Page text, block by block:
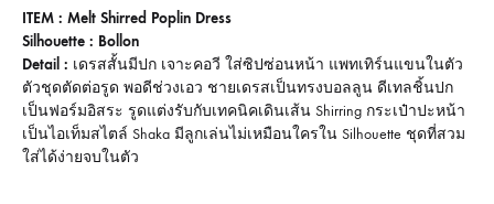
ITEM : Melt Shirred Poplin Dress
Silhouette : Bollon
Detail : เดรสสั้นมีปก เจาะคอวี ใส่ซิปซ่อนหน้า แพทเทิร์นแขนในตัว
ตัวชุดตัดต่อรูด พอดีช่วงเอว ชายเดรสเป็นทรงบอลลูน ดีเทลชิ้นปก
เป็นฟอร์มอิสระ รูดแต่งรับกับเทคนิคเดินเส้น Shirring กระเป๋าปะหน้า
เป็นไอเท็มสไตล์ Shaka มีลูกเล่นไม่เหมือนใครใน Silhouette ชุดที่สวม
ใส่ได้ง่ายจบในตัว